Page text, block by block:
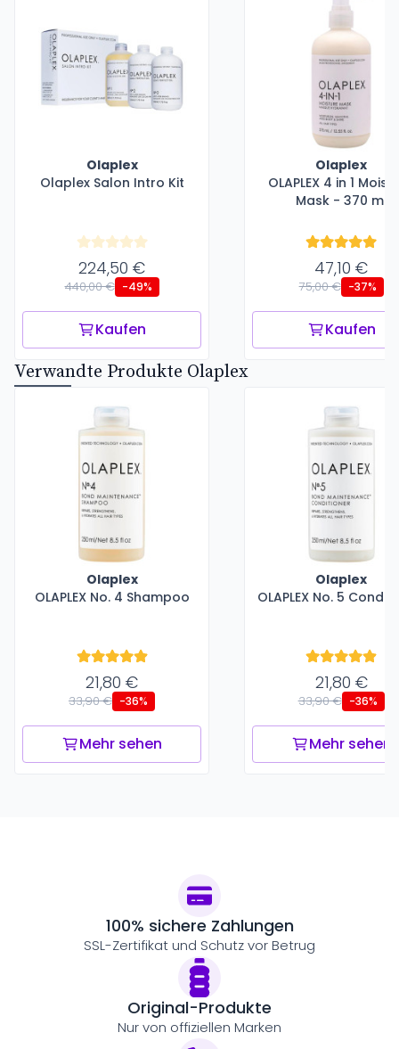
Olaplex
Olaplex Salon Intro Kit
224,50 €
440,00 € -49%
Kaufen
Olaplex
OLAPLEX 4 in 1
Mask - 370 ml
47,10 €
75,00 € -37%
Kaufen
Verwandte Produkte Olaplex
Olaplex
OLAPLEX No. 4 Shampoo
21,80 €
33,90 € -36%
Mehr sehen
Olaplex
OLAPLEX No. 5
21,80 €
33,90 € -36%
Mehr sehen
100% sichere Zahlungen
SSL-Zertifikat und Schutz vor Betrug
Original-Produkte
Nur von offiziellen Marken